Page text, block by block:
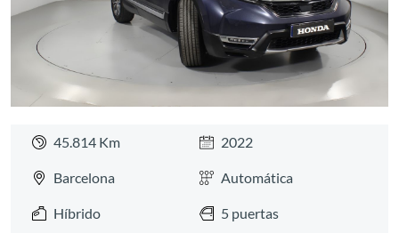
45.814 Km 2022
Barcelona Automática
Híbrido 5 puertas